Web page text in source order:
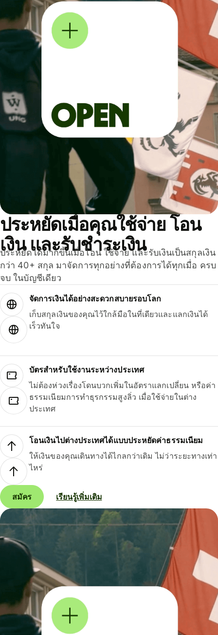
ประหยัดเมื่อคุณใช้จ่าย โอน
เงิน และรับชำระเงิน
ประหยัดได้มากขึ้นเมื่อโอน ใช้จ่าย และรับเงินเป็นสกุลเงิน
กว่า 40+ สกุล มาจัดการทุกอย่างที่ต้องการได้ทุกเมื่อ ครบ
จบ ในบัญชีเดียว
จัดการเงินได้อย่างสะดวกสบายรอบโลก
เก็บสกุลเงินของคุณไว้ใกล้มือในที่เดียวและแลกเงินได้
เร็วทันใจ
บัตรสำหรับใช้งานระหว่างประเทศ
ไม่ต้องห่วงเรื่องโดนบวกเพิ่มในอัตราแลกเปลี่ยน หรือค่า
ธรรมเนียมการทำธุรกรรมสูงลิ่ว เมื่อใช้จ่ายในต่าง
ประเทศ
โอนเงินไปต่างประเทศได้แบบประหยัดค่าธรรมเนียม
ให้เงินของคุณเดินทางได้ไกลกว่าเดิม ไม่ว่าระยะทางเท่า
ไหร่
สมัคร เรียนรู้เพิ่มเติม